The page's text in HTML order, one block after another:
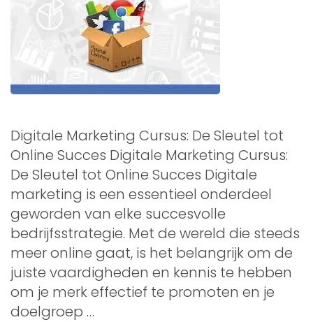
Digitale Marketing Cursus: De Sleutel tot
Online Succes Digitale Marketing Cursus:
De Sleutel tot Online Succes Digitale
marketing is een essentieel onderdeel
geworden van elke succesvolle
bedrijfsstrategie. Met de wereld die steeds
meer online gaat, is het belangrijk om de
juiste vaardigheden en kennis te hebben
om je merk effectief te promoten en je
doelgroep …